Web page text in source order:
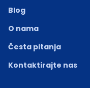
Blog
O nama
Česta pitanja
Kontaktirajte nas